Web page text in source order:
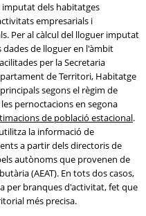
dels habitatges
empresarials i
Per al càlcul del lloguer imputat
de lloguer en l'àmbit
per la Secretaria
de Territori, Habitatge
segons el règim de
les pernoctacions en segona
de població estacional.
la informació de
a partir dels directoris de
autònoms que provenen de
(AEAT). En tots dos casos,
per branques d'activitat, fet que
més precisa.